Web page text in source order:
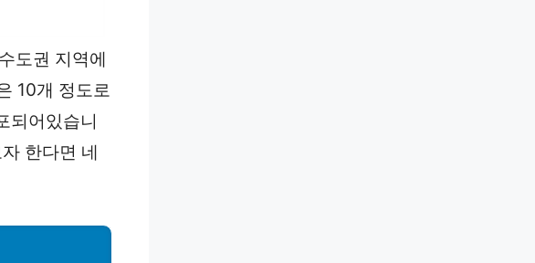
도권 지역에
10개 정도로
되어있습니
한다면 네